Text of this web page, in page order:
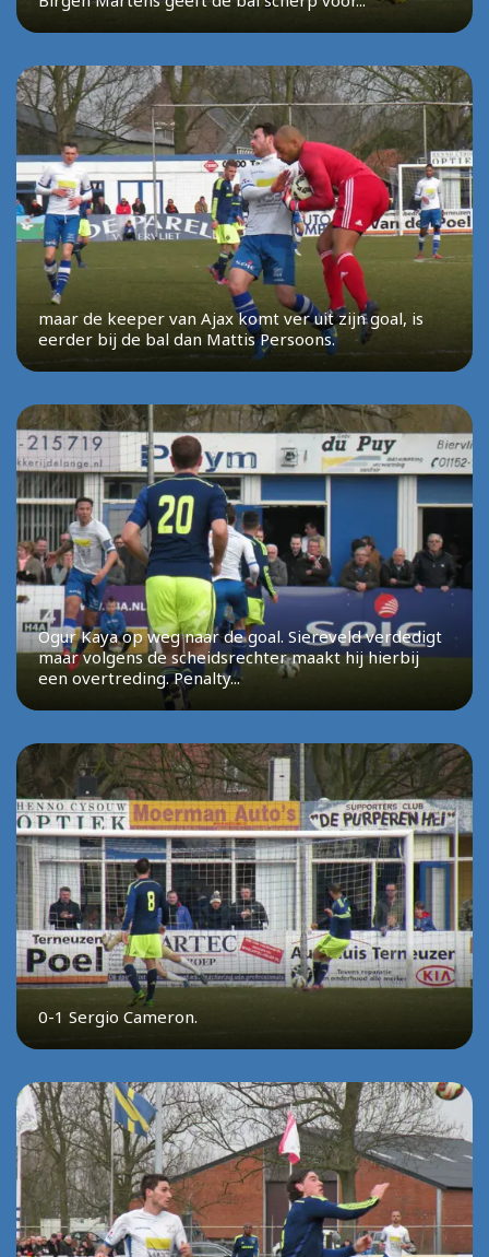
maar de keeper van Ajax komt ver uit zijn goal, is
eerder bij de bal dan Mattis Persoons.
Ogur Kaya op weg naar de goal. Siereveld verdedigt
maar volgens de scheidsrechter maakt hij hierbij
een overtreding. Penalty...
0-1 Sergio Cameron.